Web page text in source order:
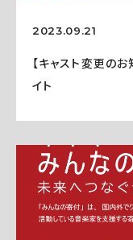
2023.09.21
【キャスト変更のお
イト